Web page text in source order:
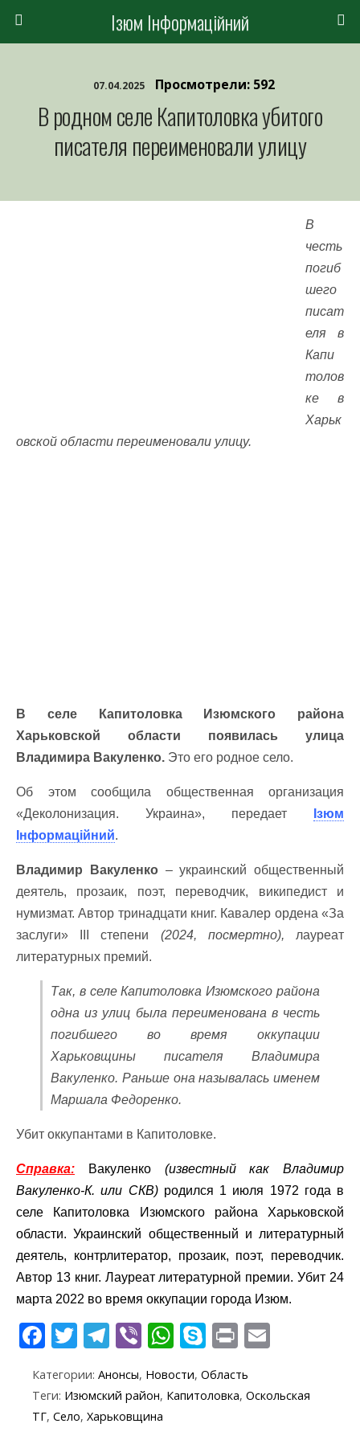
Ізюм Інформаційний
07.04.2025 Просмотрели: 592
В родном селе Капитоловка убитого
писателя переименовали улицу
В
честь
погиб
шего
писат
еля в
Капи
толов
ке в
Харьк
овской области переименовали улицу.
В селе Капитоловка Изюмского района
Харьковской области появилась улица
Владимира Вакуленко. Это его родное село.
Об этом сообщила общественная организация
«Деколонизация. Украина», передает
Ізюм
Інформаційний.
Владимир Вакуленко – украинский общественный
деятель, прозаик, поэт, переводчик, википедист и
нумизмат. Автор тринадцати книг. Кавалер ордена «За
заслуги» III степени (2024, посмертно), лауреат
литературных премий.
Так, в селе Капитоловка Изюмского района
одна из улиц была переименована в честь
погибшего во время оккупации
Харьковщины писателя Владимира
Вакуленко. Раньше она называлась именем
Маршала Федоренко.
Убит оккупантами в Капитоловке.
Справка: Вакуленко (известный как Владимир
Вакуленко-К. или СКВ)родился 1 июля 1972 года в
селе Капитоловка Изюмского района Харьковской
области. Украинский общественный и литературный
деятель, контрлитератор, прозаик, поэт, переводчик.
Автор 13 книг. Лауреат литературной премии. Убит 24
марта 2022 во время оккупации города Изюм.
F
e
b
T
itt
er
T
e
gr
Vi
er
W
at
S
k
y
Pr
t ai
Категории: Анонсы, Новости, Область
Теги: Изюмский район, Капитоловка, Оскольская
ТГ, Село, Харьковщина